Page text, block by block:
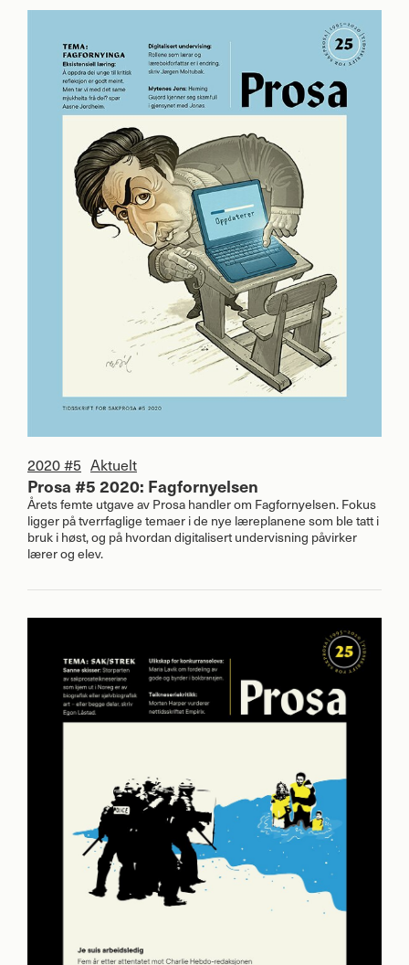
2020 #5 Aktuelt
Prosa #5 2020: Fagfornyelsen
Årets femte utgave av Prosa handler om Fagfornyelsen. Fokus
ligger på tverrfaglige temaer i de nye læreplanene som ble tatt i
bruk i høst, og på hvordan digitalisert undervisning påvirker
lærer og elev.